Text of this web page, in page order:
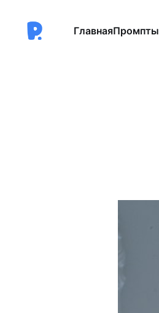
ГлавнаяПромпты